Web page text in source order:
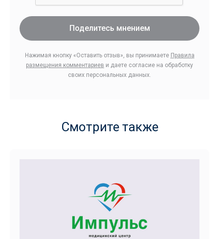
Поделитесь мнением
Нажимая кнопку «Оставить отзыв», вы принимаете Правила
размещения комментариев и даете согласие на обработку
своих персональных данных.
Смотрите также